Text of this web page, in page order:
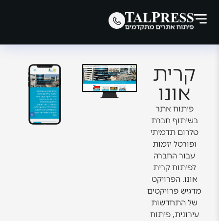
קרית
אונו
פיתוח אתר
בשיתוף חברת
טלרום תדמיתי
ופורטל יזמות
עבור החברה
לפיתוח קרית
אונו. הפרויקט
מדגיש פרויקטים
של התחדשות
עירונית, פיתוח